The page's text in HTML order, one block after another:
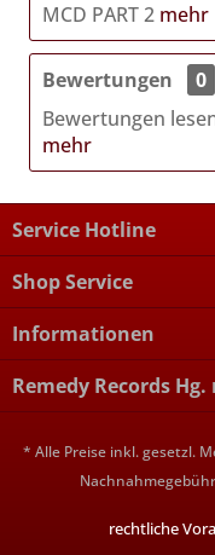
MCD PART 2 mehr
Bewertungen
0
Bewertungen
mehr
Service Hotline
Shop Service
Informationen
Remedy Records Hg.
* Alle Preise inkl. gesetzl.
rechtliche